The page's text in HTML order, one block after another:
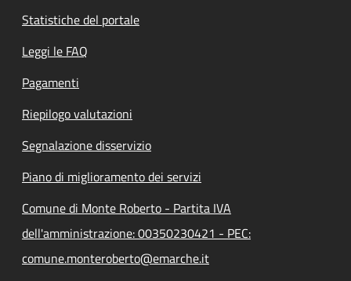
Statistiche del portale
Leggi le FAQ
Pagamenti
Riepilogo valutazioni
Segnalazione disservizio
Piano di miglioramento dei servizi
Comune di Monte Roberto - Partita IVA
dell'amministrazione: 00350230421 - PEC:
comune.monteroberto@emarche.it